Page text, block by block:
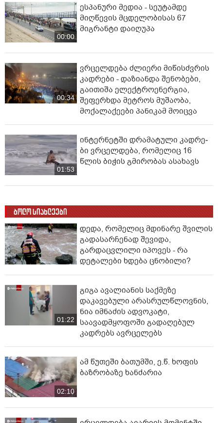
00:00
ესპანური მედია - სეუტამდე
მიღწევის მცდელობისას 67
მიგრანტი დაიღუპა
00:34
ვრცელდება ძლიერი მიწისძვრის
კადრები - დაზიანდა შენობები,
გაითიშა ელექტროენერგია,
შეფერხდა მეტროს მუშაობა,
მოქალაქეები პანიკამ მოიცვა
01:53
ინ­ტერ­ნეტ­ში დრა­მა­ტუ­ლი კად­რე­
ბი ვრცელდება, რომელიც 16
წლის ბიჭის გმირობას ასახავს
ბოლო სიახლეები
დედა, რომელიც მდინარე შვილის
გადასარჩენად შევიდა,
გარდაცვლილი იპოვეს - რა
დეტალები ხდება ცნობილი?
01:22
გიგა ავალიანის საქმეზე
დაკავებული არასრულწლოვნის,
ნია იმნაძის ადვოკატი,
საავადმყოფოში გადაღებულ
კადრებს ავრცელებს
02:10
ამ წუთეში ბათუმში, ე.წ. ხოფის
ბაზრობაზე ხანძარია